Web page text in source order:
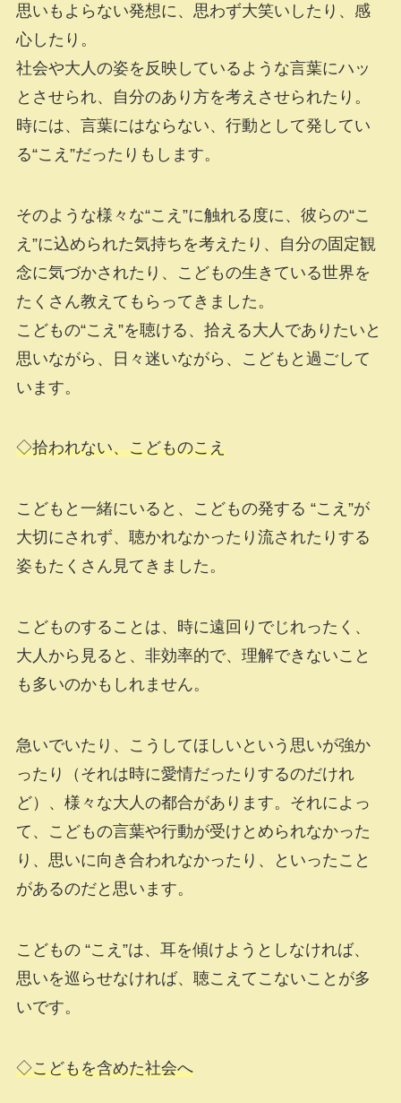
思いもよらない発想に、思わず大笑いしたり、感
心したり。
社会や大人の姿を反映しているような言葉にハッ
とさせられ、自分のあり方を考えさせられたり。
時には、言葉にはならない、行動として発してい
る“こえ”だったりもします。
そのような様々な“こえ”に触れる度に、彼らの“こ
え”に込められた気持ちを考えたり、自分の固定観
念に気づかされたり、こどもの生きている世界を
たくさん教えてもらってきました。
こどもの“こえ”を聴ける、拾える大人でありたいと
思いながら、日々迷いながら、こどもと過ごして
います。
◇拾われない、こどものこえ
こどもと一緒にいると、こどもの発する “こえ”が
大切にされず、聴かれなかったり流されたりする
姿もたくさん見てきました。
こどものすることは、時に遠回りでじれったく、
大人から見ると、非効率的で、理解できないこと
も多いのかもしれません。
急いでいたり、こうしてほしいという思いが強か
ったり（それは時に愛情だったりするのだけれ
ど）、様々な大人の都合があります。それによっ
て、こどもの言葉や行動が受けとめられなかった
り、思いに向き合われなかったり、といったこと
があるのだと思います。
こどもの “こえ”は、耳を傾けようとしなければ、
思いを巡らせなければ、聴こえてこないことが多
いです。
◇こどもを含めた社会へ